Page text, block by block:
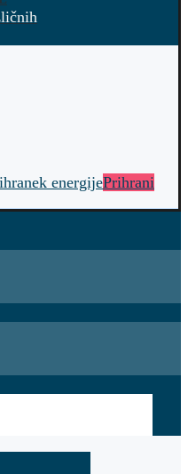
energijePrihrani